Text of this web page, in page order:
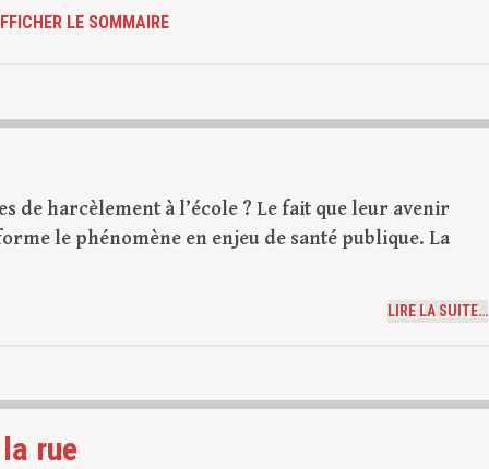
LE SOMMAIRE
de harcèlement à l’école ? Le fait que leur avenir
le phénomène en enjeu de santé publique. La
LIRE LA SUITE…
rue